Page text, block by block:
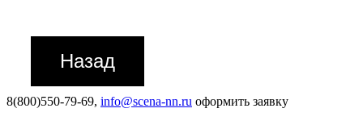
8(800)550-79-69, info@scena-nn.ru оформить заявку